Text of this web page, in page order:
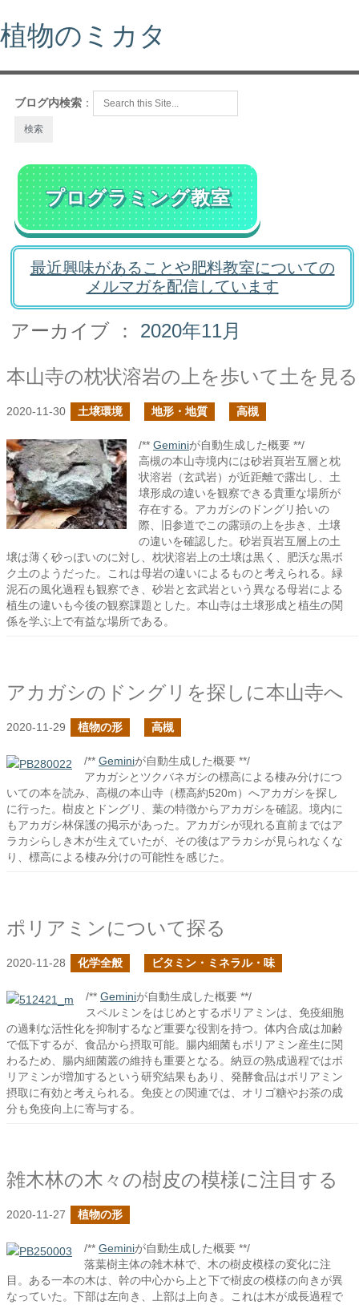
植物のミカタ
ブログ内検索 ：
プログラミング教室
最近興味があることや肥料教室についての
メルマガを配信しています
アーカイブ ： 2020年11月
本山寺の枕状溶岩の上を歩いて土を見る
2020-11-30 土壌環境 地形・地質 高槻
/** Geminiが自動生成した概要 **/
高槻の本山寺境内には砂岩頁岩互層と枕
状溶岩（玄武岩）が近距離で露出し、土
壌形成の違いを観察できる貴重な場所が
存在する。アカガシのドングリ拾いの
際、旧参道でこの露頭の上を歩き、土壌
の違いを確認した。砂岩頁岩互層上の土
壌は薄く砂っぽいのに対し、枕状溶岩上の土壌は黒く、肥沃な黒ボ
ク土のようだった。これは母岩の違いによるものと考えられる。緑
泥石の風化過程も観察でき、砂岩と玄武岩という異なる母岩による
植生の違いも今後の観察課題とした。本山寺は土壌形成と植生の関
係を学ぶ上で有益な場所である。
アカガシのドングリを探しに本山寺へ
2020-11-29 植物の形 高槻
/** Geminiが自動生成した概要 **/
アカガシとツクバネガシの標高による棲み分けにつ
いての本を読み、高槻の本山寺（標高約520m）へアカガシを探し
に行った。樹皮とドングリ、葉の特徴からアカガシを確認。境内に
もアカガシ林保護の掲示があった。アカガシが現れる直前まではア
ラカシらしき木が生えていたが、その後はアラカシが見られなくな
り、標高による棲み分けの可能性を感じた。
ポリアミンについて探る
2020-11-28 化学全般 ビタミン・ミネラル・味
/** Geminiが自動生成した概要 **/
スペルミンをはじめとするポリアミンは、免疫細胞
の過剰な活性化を抑制するなど重要な役割を持つ。体内合成は加齢
で低下するが、食品から摂取可能。腸内細菌もポリアミン産生に関
わるため、腸内細菌叢の維持も重要となる。納豆の熟成過程ではポ
リアミンが増加するという研究結果もあり、発酵食品はポリアミン
摂取に有効と考えられる。免疫との関連では、オリゴ糖やお茶の成
分も免疫向上に寄与する。
雑木林の木々の樹皮の模様に注目する
2020-11-27 植物の形
/** Geminiが自動生成した概要 **/
落葉樹主体の雑木林で、木の樹皮模様の変化に注
目。ある一本の木は、幹の中心から上と下で樹皮の模様の向きが異
なっていた。下部は左向き、上部は上向き。これは木が成長過程で